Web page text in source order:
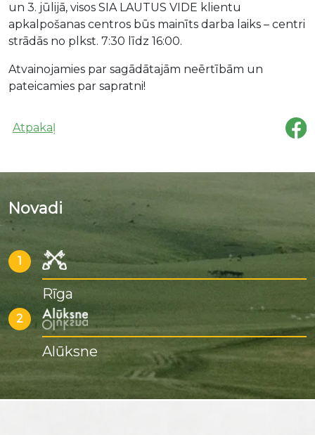
un 3. jūlijā, visos SIA LAUTUS VIDE klientu
apkalpošanas centros būs mainīts darba laiks – centri
strādās no plkst. 7:30 līdz 16:00.
Atvainojamies par sagādātajām neērtībām un
pateicamies par sapratni!
Atpakaļ
Novadi
1
Rīga
2
Alūksne